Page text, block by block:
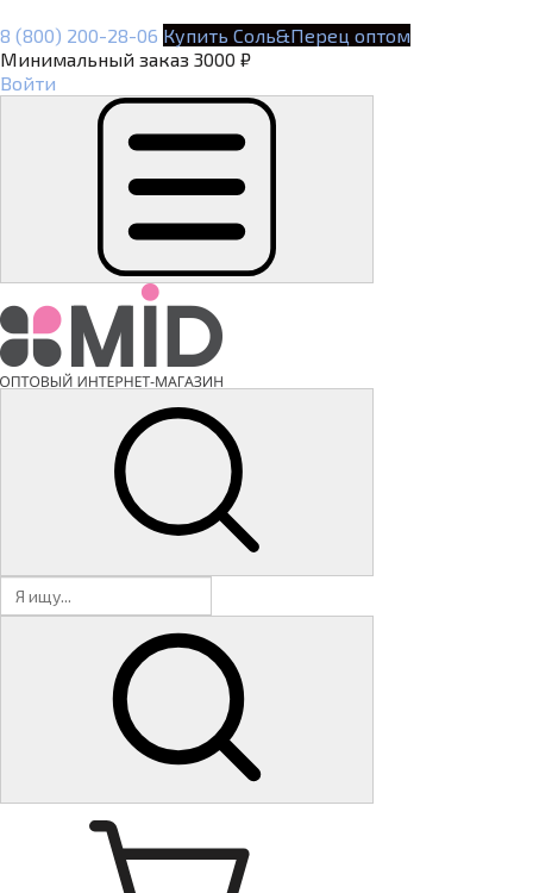
8 (800) 200-28-06 Купить Соль&Перец оптом
Минимальный заказ 3000 ₽
Войти